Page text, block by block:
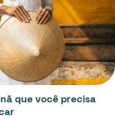
que você precisa